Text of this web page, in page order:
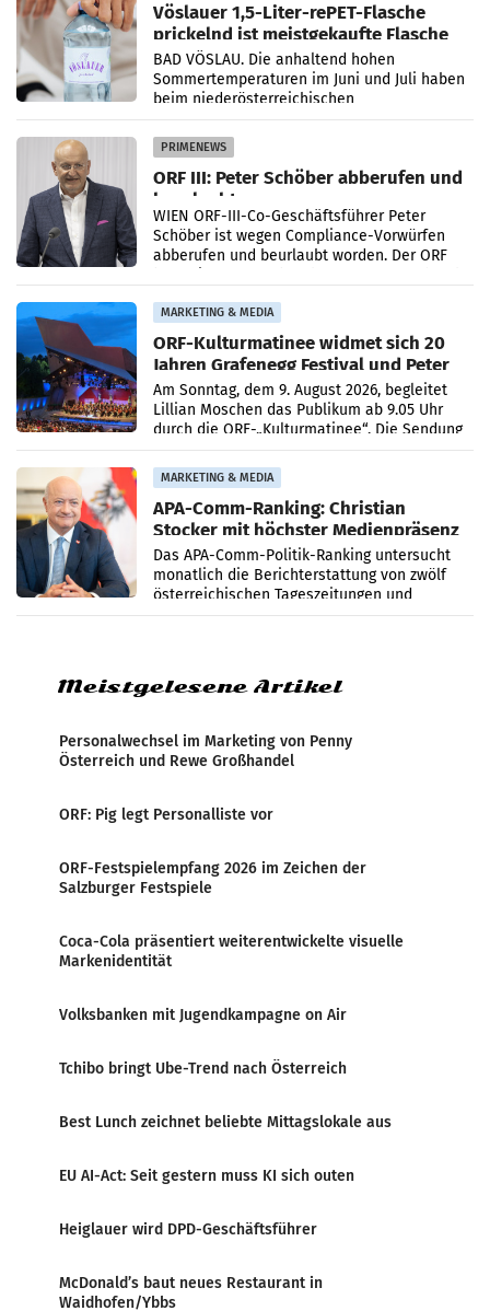
Vöslauer 1,5-Liter-rePET-Flasche
prickelnd ist meistgekaufte Flasche
Österreichs
BAD VÖSLAU. Die anhaltend hohen
Sommertemperaturen im Juni und Juli haben
beim niederösterreichischen
Getränkehersteller Vöslauer zu deutlichen
Absatzzuwächsen geführt. Während
PRIMENEWS
ORF III: Peter Schöber abberufen und
beurlaubt
WIEN ORF-III-Co-Geschäftsführer Peter
Schöber ist wegen Compliance-Vorwürfen
abberufen und beurlaubt worden. Der ORF
MARKETING & MEDIA
ORF-Kulturmatinee widmet sich 20
Jahren Grafenegg Festival und Peter
Simonischek
Am Sonntag, dem 9. August 2026, begleitet
Lillian Moschen das Publikum ab 9.05 Uhr
durch die ORF-„Kulturmatinee“. Die Sendung
startet mit der Dokumentation „20 Jahre
Grafenegg
MARKETING & MEDIA
APA-Comm-Ranking: Christian
Stocker mit höchster Medienpräsenz
im Juli
Das APA-Comm-Politik-Ranking untersucht
monatlich die Berichterstattung von zwölf
österreichischen Tageszeitungen und
analysiert, welche Politikerinnen und
Meistgelesene Artikel
Personalwechsel im Marketing von Penny
Österreich und Rewe Großhandel
ORF: Pig legt Personalliste vor
ORF-Festspielempfang 2026 im Zeichen der
Salzburger Festspiele
Coca-Cola präsentiert weiterentwickelte visuelle
Markenidentität
Volksbanken mit Jugendkampagne on Air
Tchibo bringt Ube-Trend nach Österreich
Best Lunch zeichnet beliebte Mittagslokale aus
EU AI-Act: Seit gestern muss KI sich outen
Heiglauer wird DPD-Geschäftsführer
McDonald’s baut neues Restaurant in
Waidhofen/Ybbs